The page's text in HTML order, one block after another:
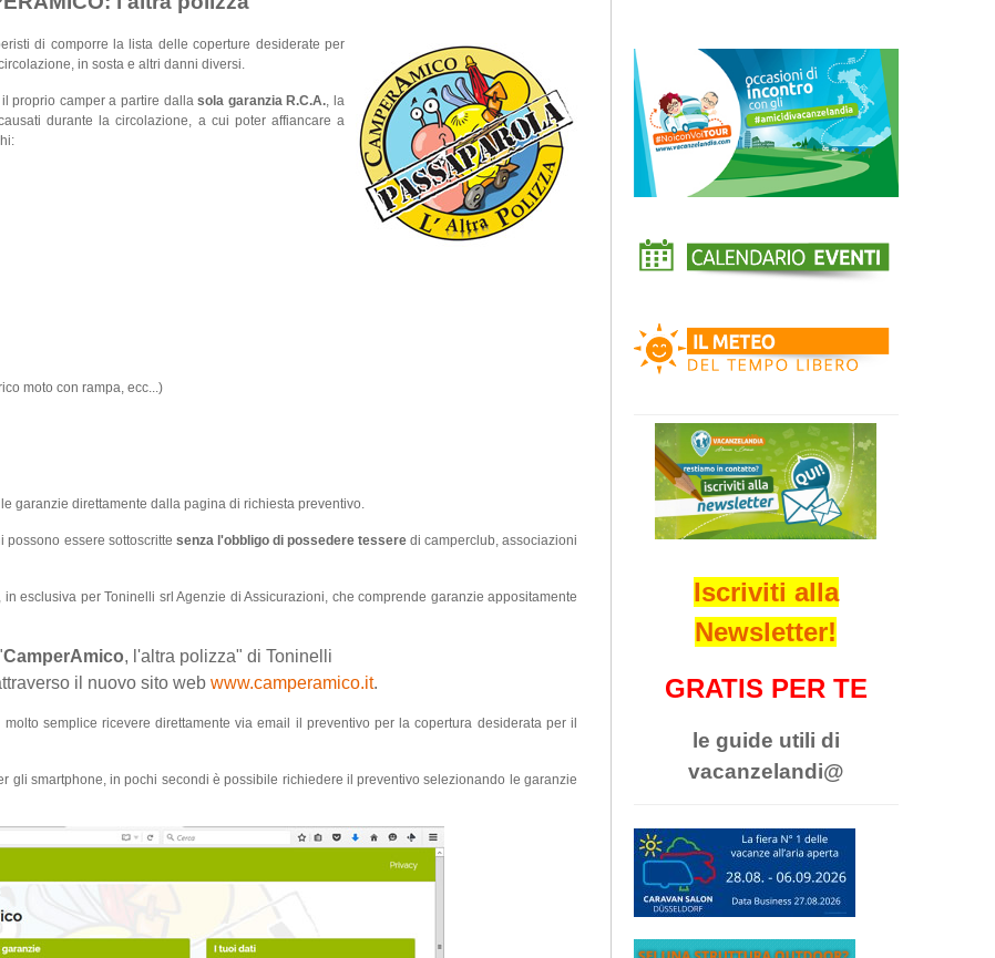
di comporre la lista delle coperture desiderate per
in sosta e altri danni diversi.
proprio camper a partire dallasola garanzia R.C.A., la
durante la circolazione, a cui poter affiancare a
moto con rampa, ecc...)
garanzie direttamente dalla pagina di richiesta preventivo.
possono essere sottoscritte senza l'obbligo di possedere tesseredi camperclub, associazioni
esclusiva per Toninelli srl Agenzie di Assicurazioni, che comprende garanzie appositamente
CamperAmico, l'altra polizza" di Toninelli
il nuovo sito web www.camperamico.it.
semplice ricevere direttamente via email il preventivo per la copertura desiderata per il
gli smartphone, in pochi secondi è possibile richiedere il preventivo selezionando le garanzie
Iscriviti alla
Newsletter!
GRATIS PER TE
le guide utili di
vacanzelandi@